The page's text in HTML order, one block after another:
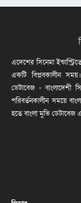
এদেশের সিনেমা
একটি বিপ্লবকালীন
ডেটাবেজ - বাংলাদেশী
পরিবর্তনকালীন সময়ে
হতে বাংলা মুভি ডেটাবেজ